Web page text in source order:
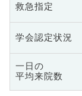
救急指定
学会認定状況
一日の
平均来院数